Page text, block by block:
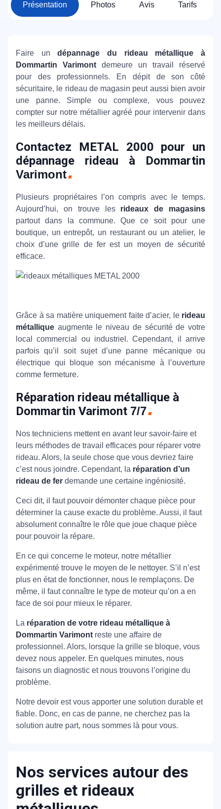
Présentation Photos Avis Tarifs
Faire undépannage du rideau métallique à
Dommartin Varimont demeure un travail réservé
pour des professionnels. En dépit de son côté
sécuritaire, le rideau de magasin peut aussi bien avoir
une panne. Simple ou complexe, vous pouvez
compter sur notre métallier agréé pour intervenir dans
les meilleurs délais.
Contactez METAL 2000 pour un
dépannage rideau à Dommartin
Varimont
Plusieurs propriétaires l’on compris avec le temps.
Aujourd’hui, on trouve les rideaux de magasins
partout dans la commune. Que ce soit pour une
boutique, un entrepôt, un restaurant ou un atelier, le
choix d’une grille de fer est un moyen de sécurité
efficace.
Grâce à sa matière uniquement faite d’acier, le rideau
métallique augmente le niveau de sécurité de votre
local commercial ou industriel. Cependant, il arrive
parfois qu’il soit sujet d’une panne mécanique ou
électrique qui bloque son mécanisme à l’ouverture
comme fermeture.
Réparation rideau métallique à
Dommartin Varimont 7/7
Nos techniciens mettent en avant leur savoir-faire et
leurs méthodes de travail efficaces pour réparer votre
rideau. Alors, la seule chose que vous devriez faire
c’est nous joindre. Cependant, la réparation d’un
rideau de fer demande une certaine ingéniosité.
Ceci dit, il faut pouvoir démonter chaque pièce pour
déterminer la cause exacte du problème. Aussi, il faut
absolument connaître le rôle que joue chaque pièce
pour pouvoir la répare.
En ce qui concerne le moteur, notre métallier
expérimenté trouve le moyen de le nettoyer. S’il n’est
plus en état de fonctionner, nous le remplaçons. De
même, il faut connaître le type de moteur qu’on a en
face de soi pour mieux le réparer.
La réparation de votre rideau métallique à
Dommartin Varimont reste une affaire de
professionnel. Alors, lorsque la grille se bloque, vous
devez nous appeler. En quelques minutes, nous
faisons un diagnostic et nous trouvons l’origine du
problème.
Notre devoir est vous apporter une solution durable et
fiable. Donc, en cas de panne, ne cherchez pas la
solution autre part, nous sommes là pour vous.
Nos services autour des
grilles et rideaux